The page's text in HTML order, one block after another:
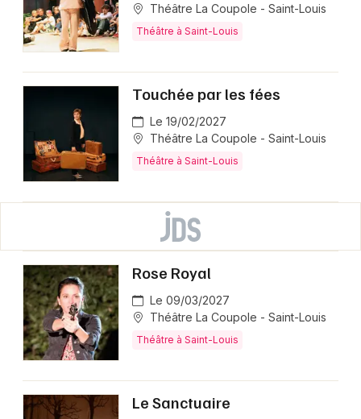
Théâtre La Coupole - Saint-Louis
Théâtre à Saint-Louis
Touchée par les fées
Le 19/02/2027
Théâtre La Coupole - Saint-Louis
Théâtre à Saint-Louis
Rose Royal
Le 09/03/2027
Théâtre La Coupole - Saint-Louis
Théâtre à Saint-Louis
Le Sanctuaire